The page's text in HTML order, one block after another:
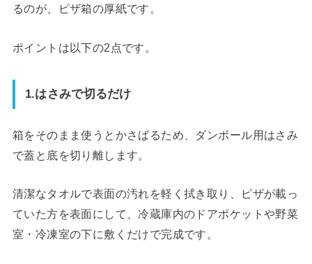
るのが、ピザ箱の厚紙です。
ポイントは以下の2点です。
1.はさみで切るだけ
箱をそのまま使うとかさばるため、ダンボール用はさみ
で蓋と底を切り離します。
清潔なタオルで表面の汚れを軽く拭き取り、ピザが載っ
ていた方を表面にして、冷蔵庫内のドアポケットや野菜
室・冷凍室の下に敷くだけで完成です。